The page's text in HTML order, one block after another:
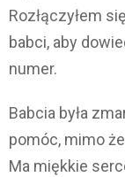
Rozłączyłem
babci, aby
numer.
Babcia była
pomóc, mimo
Ma miękkie